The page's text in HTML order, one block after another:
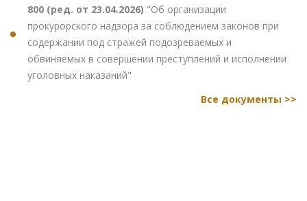
800 (ред. от 23.04.2026) "Об организации
прокурорского надзора за соблюдением законов при
содержании под стражей подозреваемых и
обвиняемых в совершении преступлений и исполнении
уголовных наказаний"
Все документы >>